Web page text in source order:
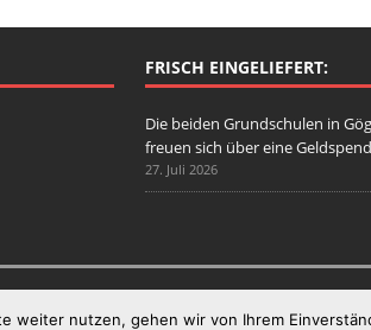
FRISCH EINGELIEFERT:
Die beiden Grundschulen in
freuen sich über eine
27. Juli 2026
weiter nutzen, gehen wir von Ihrem